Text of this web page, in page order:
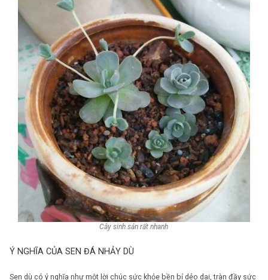
Cây sinh sản rất nhanh
Ý NGHĨA CỦA SEN ĐÁ NHẢY DÙ
Sen dù có ý nghĩa như một lời chúc sức khỏe bền bỉ dẻo dai, tràn đầy sức